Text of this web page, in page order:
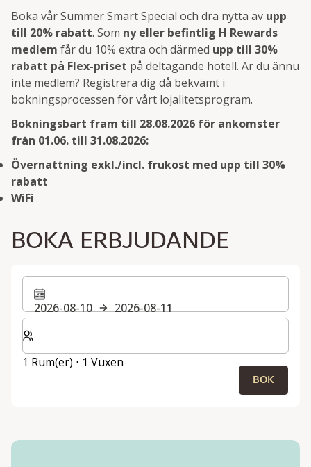
Boka vår Summer Smart Special och dra nytta av upp
till 20% rabatt. Som ny eller befintlig H Rewards
medlem får du 10% extra och därmed upp till 30%
rabatt på Flex-priset på deltagande hotell. Är du ännu
inte medlem? Registrera dig då bekvämt i
bokningsprocessen för vårt lojalitetsprogram.
Bokningsbart fram till 28.08.2026 för ankomster
från 01.06. till 31.08.2026:
Övernattning exkl./incl. frukost med upp till 30%
rabatt
WiFi
BOKA ERBJUDANDE
2026-08-10
2026-08-11
Välj antal rum och gäster för din vistelse
1 Rum(er) ⋅ 1 Vuxen
BOK